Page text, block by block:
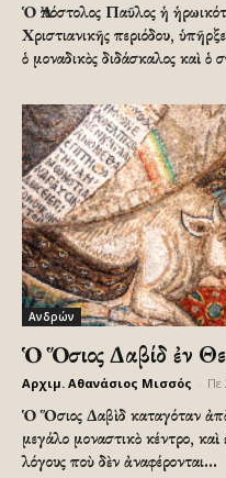
Ὁ Ἀπόστολος Παῦλος ἡ
Χριστιανικῆς περιόδου,
ὁ μοναδικὸς διδάσκαλος καὶ ὁ
Ανδρών
Ὁ Ὅσιος Δαβίδ ἐν
Αρχιμ. Αθανάσιος Μισσός Πε
Ὁ Ὅσιος Δαβὶδ καταγόταν
μεγάλο μοναστικὸ κέντρο,
λόγους ποὺ δὲν ἀναφέρονται...